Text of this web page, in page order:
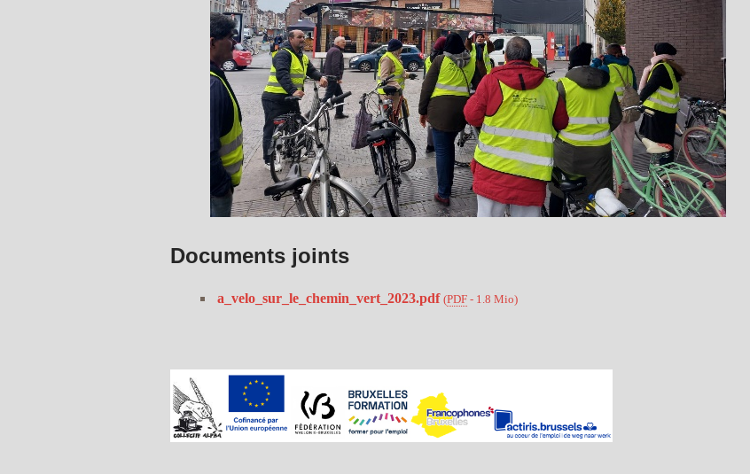
Documents joints
a_velo_sur_le_chemin_vert_2023.pdf (PDF - 1.8 Mio)